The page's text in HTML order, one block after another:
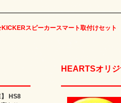
スピーカースマート取付けセット
HS8
HEARTSオリ